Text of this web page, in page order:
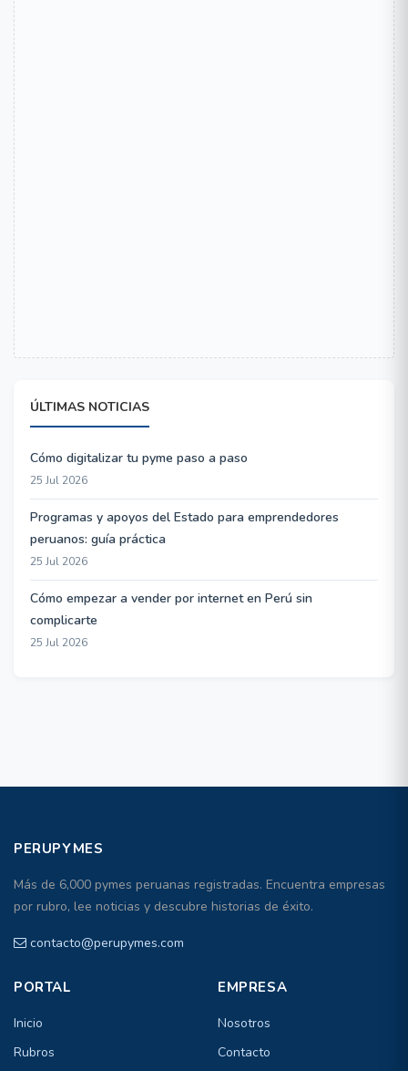
ÚLTIMAS NOTICIAS
Cómo digitalizar tu pyme paso a paso
25 Jul 2026
Programas y apoyos del Estado para emprendedores
peruanos: guía práctica
25 Jul 2026
Cómo empezar a vender por internet en Perú sin
complicarte
25 Jul 2026
PERUPYMES
Más de 6,000 pymes peruanas registradas. Encuentra empresas
por rubro, lee noticias y descubre historias de éxito.
contacto@perupymes.com
PORTAL
Inicio
Rubros
EMPRESA
Nosotros
Contacto